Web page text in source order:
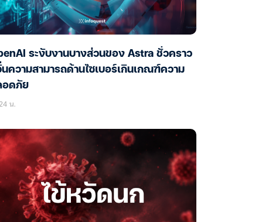
ระงับงานบางส่วนของ Astra ชั่วคราว
นความสามารถด้านไซเบอร์เกินเกณฑ์ความ
อดภัย
น.